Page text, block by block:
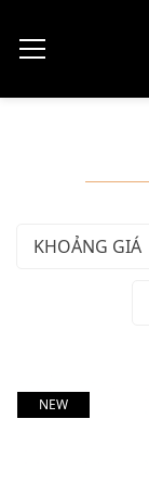
KHOẢNG GIÁ
NEW